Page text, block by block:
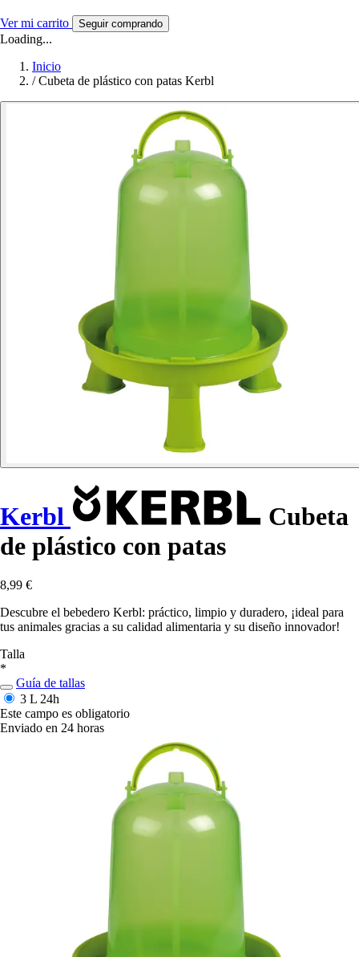
Ver mi carrito Seguir comprando
Loading...
Inicio
/ Cubeta de plástico con patas Kerbl
Kerbl
Cubeta
de plástico con patas
8,99 €
Descubre el bebedero Kerbl: práctico, limpio y duradero, ¡ideal para
tus animales gracias a su calidad alimentaria y su diseño innovador!
Talla
*
Guía de tallas
3 L 24h
Este campo es obligatorio
Enviado en 24 horas